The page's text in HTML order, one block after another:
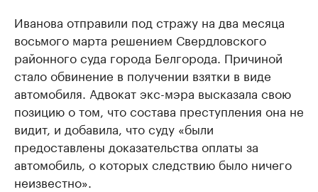
Иванова отправили под стражу на два месяца
восьмого марта решением Свердловского
районного суда города Белгорода. Причиной
стало обвинение в получении взятки в виде
автомобиля. Адвокат экс-мэра высказала свою
позицию о том, что состава преступления она не
видит, и добавила, что суду «были
предоставлены доказательства оплаты за
автомобиль, о которых следствию было ничего
неизвестно».